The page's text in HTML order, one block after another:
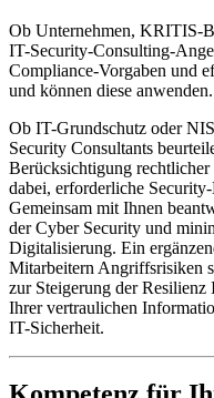
Ob Unternehmen, KRITIS-
IT-Security-Consulting-
Compliance-Vorgaben und
und können diese anwenden.
Ob IT-Grundschutz oder
Security Consultants
Berücksichtigung rechtlicher
dabei, erforderliche
Gemeinsam mit Ihnen
der Cyber Security und
Digitalisierung. Ein
Mitarbeitern Angriffsrisiken
zur Steigerung der
Ihrer vertraulichen
IT-Sicherheit.